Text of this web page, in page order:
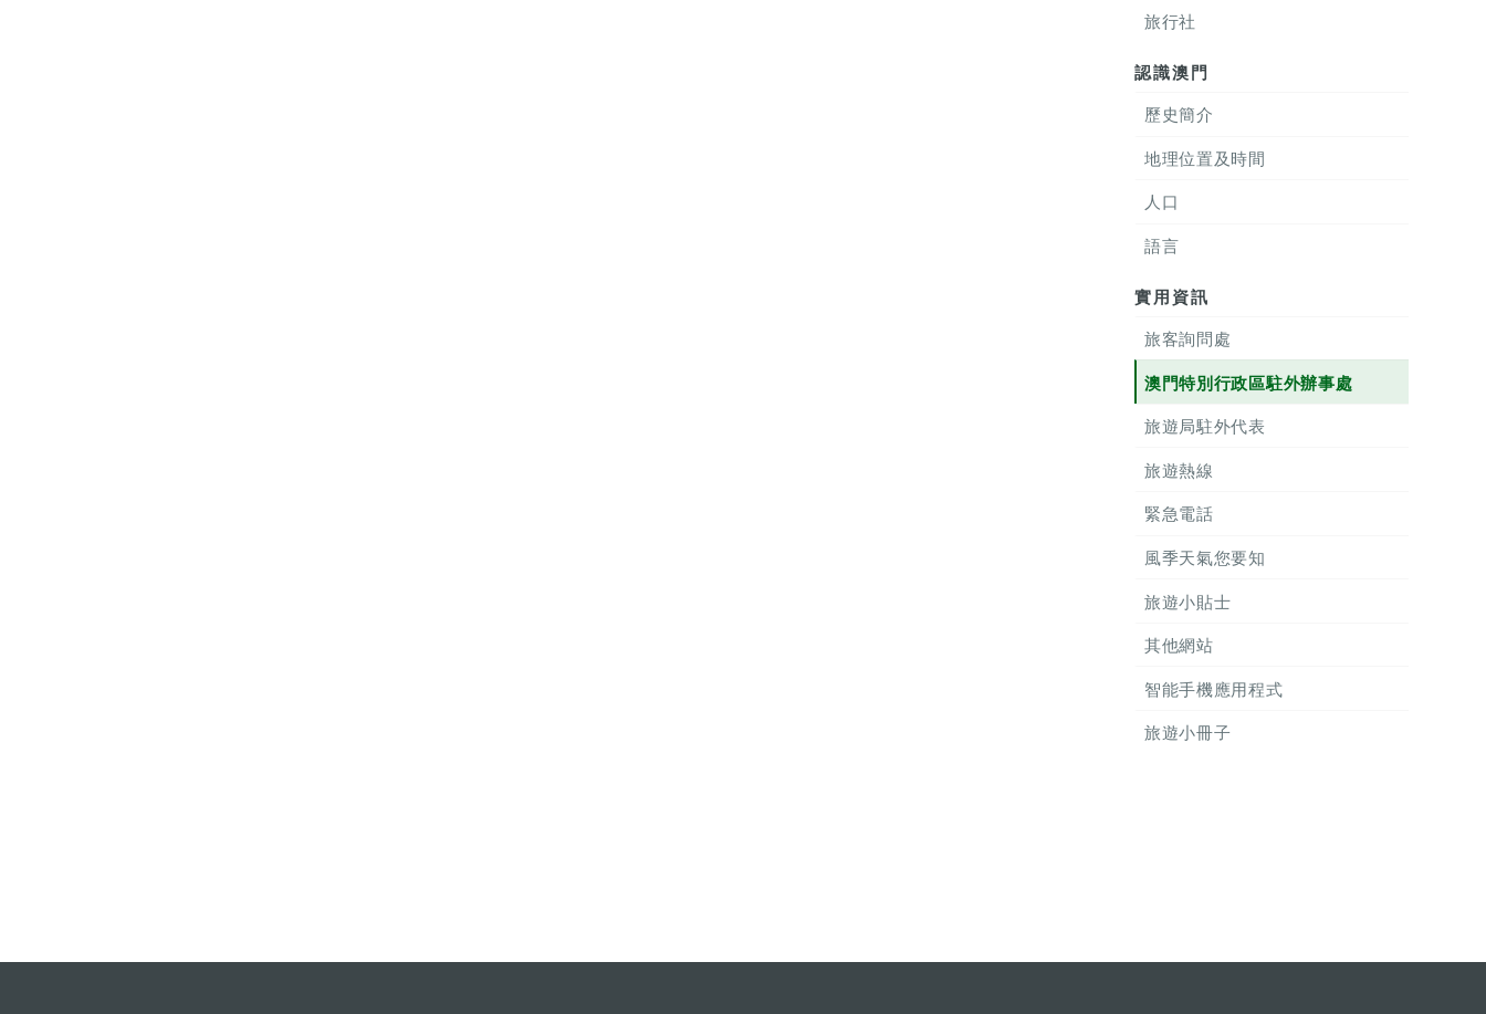
旅行社
認識澳門
歷史簡介
地理位置及時間
人口
語言
實用資訊
旅客詢問處
澳門特別行政區駐外辦事處
旅遊局駐外代表
旅遊熱線
緊急電話
風季天氣您要知
旅遊小貼士
其他網站
智能手機應用程式
旅遊小冊子